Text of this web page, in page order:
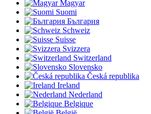
Magyar
Suomi
България
Schweiz
Suisse
Svizzera
Switzerland
Slovensko
Česká republika
Ireland
Nederland
Belgique